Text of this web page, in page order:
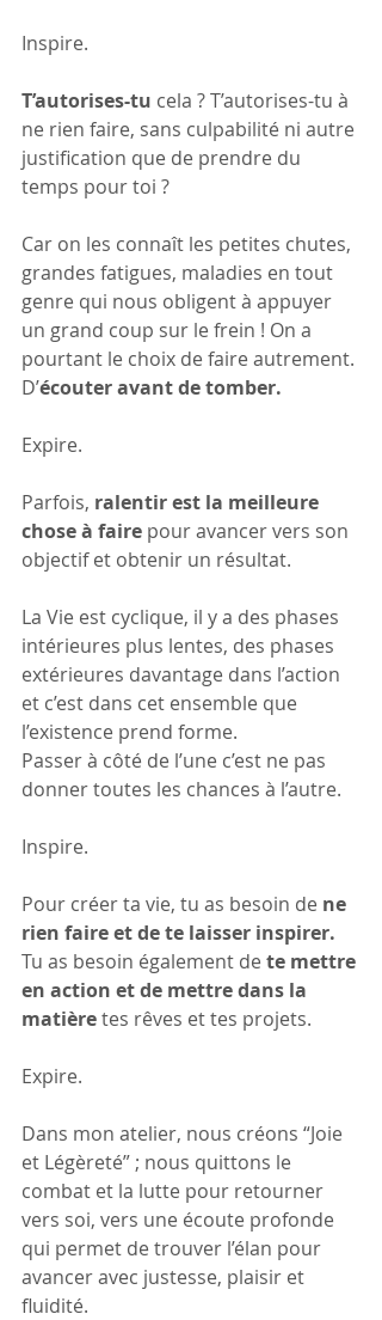
Inspire.
T’autorises-tu cela ? T’autorises-tu à
ne rien faire, sans culpabilité ni autre
justification que de prendre du
temps pour toi ?
Car on les connaît les petites chutes,
grandes fatigues, maladies en tout
genre qui nous obligent à appuyer
un grand coup sur le frein ! On a
pourtant le choix de faire autrement.
D’écouter avant de tomber.
Expire.
Parfois, ralentir est la meilleure
chose à faire pour avancer vers son
objectif et obtenir un résultat.
La Vie est cyclique, il y a des phases
intérieures plus lentes, des phases
extérieures davantage dans l’action
et c’est dans cet ensemble que
l’existence prend forme.
Passer à côté de l’une c’est ne pas
donner toutes les chances à l’autre.
Inspire.
Pour créer ta vie, tu as besoin de ne
rien faire et de te laisser inspirer.
Tu as besoin également de te mettre
en action et de mettre dans la
matière tes rêves et tes projets.
Expire.
Dans mon atelier, nous créons “Joie
et Légèreté” ; nous quittons le
combat et la lutte pour retourner
vers soi, vers une écoute profonde
qui permet de trouver l’élan pour
avancer avec justesse, plaisir et
fluidité.